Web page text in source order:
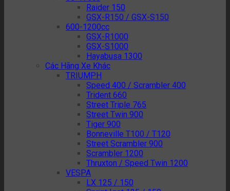
Raider 150
GSX-R150 / GSX-S150
600-1200cc
GSX-R1000
GSX-S1000
Hayabusa 1300
Các Hãng Xe Khác
TRIUMPH
Speed 400 / Scrambler 400
Trident 660
Street Triple 765
Street Twin 900
Tiger 900
Bonneville T100 / T120
Street Scrambler 900
Scrambler 1200
Thruxton / Speed Twin 1200
VESPA
LX 125 / 150